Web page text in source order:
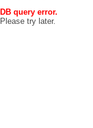
DB query error.
Please try later.